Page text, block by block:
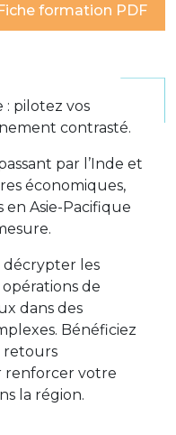
Fiche formation PDF
: pilotez vos
contrasté.
par l’Inde et
économiques,
Asie-Pacifique
décrypter les
opérations de
dans des
Bénéficiez
retours
renforcer votre
la région.